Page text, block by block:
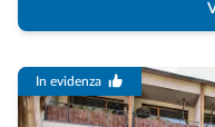
In evidenza